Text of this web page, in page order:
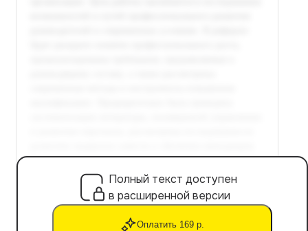
Полный текст доступен
в расширенной версии
Оплатить 169 р.